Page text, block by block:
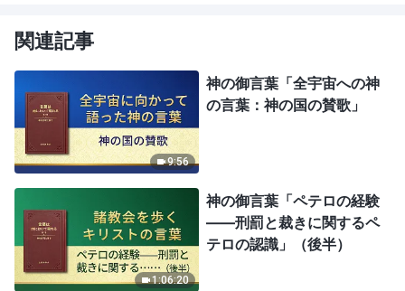
関連記事
9:56
神の御言葉「全宇宙への神
の言葉：神の国の賛歌」
1:06:20
神の御言葉「ペテロの経験
——刑罰と裁きに関するペ
テロの認識」（後半）